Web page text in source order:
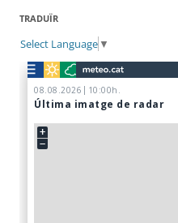
TRADUÏR
Select Language ▼